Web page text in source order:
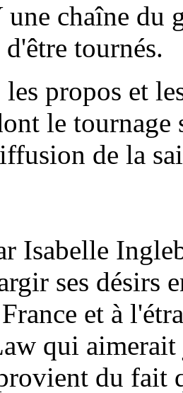
chaîne du
tournés.
les propos et
le
de la
Isabelle
ses désirs
et à
qui
du fait